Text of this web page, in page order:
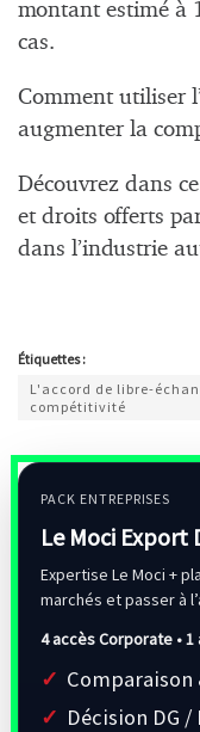
montant estimé à
cas.
Comment utiliser
augmenter la
Découvrez dans
et droits offerts
dans l’industrie
Étiquettes :
L'accord de libre-
compétitivité
PACK ENTREPRISES
Le Moci Export
Expertise Le Moci +
marchés et passer à
4 accès Corporate • 1
Comparaison
Décision DG